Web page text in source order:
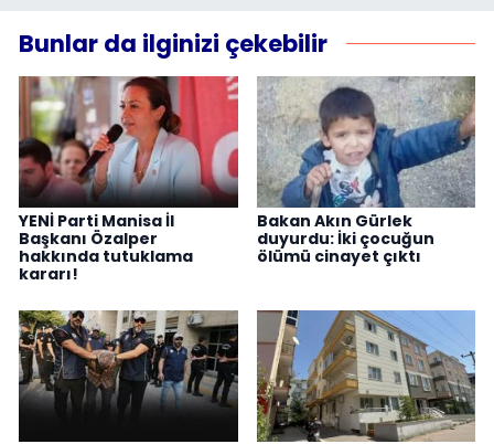
Bunlar da ilginizi çekebilir
YENİ Parti Manisa İl
Başkanı Özalper
hakkında tutuklama
kararı!
Bakan Akın Gürlek
duyurdu: İki çocuğun
ölümü cinayet çıktı